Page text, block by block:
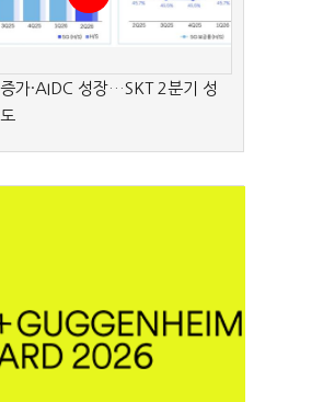
가·AIDC 성장…SKT 2분기 성